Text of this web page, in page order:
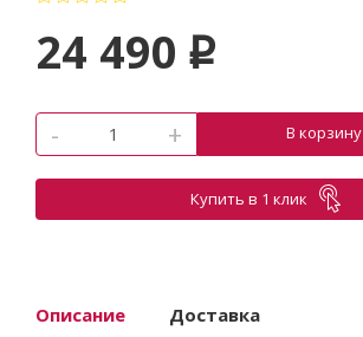
24 490 p
- + В корзину
Купить в 1 клик
Описание Доставка